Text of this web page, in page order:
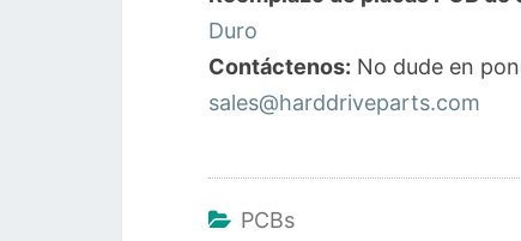
Duro
Contáctenos: No dude en
sales@harddriveparts.com
PCBs